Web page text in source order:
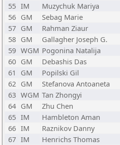
55 IM Muzychuk Mariya
56 GM Sebag Marie
57 GM Rahman Ziaur
58 GM Gallagher Joseph G.
59 WGM Pogonina Natalija
60 GM Debashis Das
61
GM Popilski Gil
62 GM Stefanova Antoaneta
63 WGM Tan Zhongyi
64 GM Zhu Chen
65 IM Hambleton Aman
66 IM Raznikov Danny
67 IM Henrichs Thomas